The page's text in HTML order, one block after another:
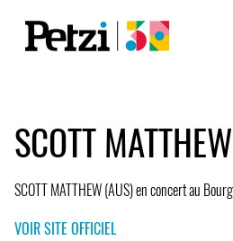
SCOTT
SCOTT MATTHEW (AUS) en concert au
VOIR SITE OFFICIEL